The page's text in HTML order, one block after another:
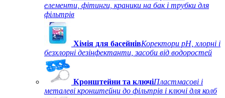
елементи, фітинги, краники на бак і трубки для
фільтрів
Хімія для басейнівКоректори рН, хлорні і
безхлорні дезінфектанти, засоби від водоростей
Кронштейни та ключіПластмасові і
металеві кронштейни до фільтрів і ключі для колб